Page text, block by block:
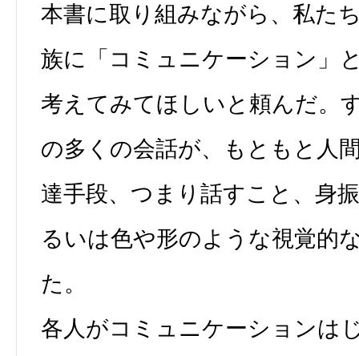
本書に取り組みながら、私た
族に「コミュニケーション」
考えてみてほしいと頼んだ。
の多くの会話が、もともと人
達手段、つまり話すこと、身
るいは色や形のような視覚的
た。
各人がコミュニケーションは